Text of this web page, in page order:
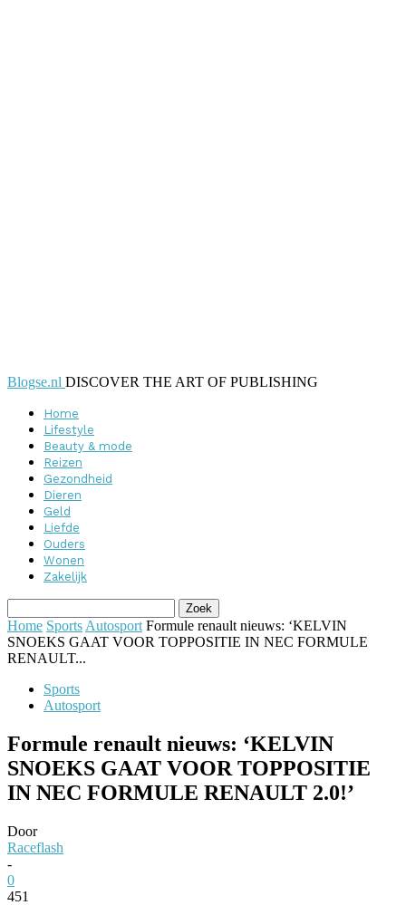
Blogse.nl DISCOVER THE ART OF PUBLISHING
Home
Lifestyle
Beauty & mode
Reizen
Gezondheid
Dieren
Geld
Liefde
Ouders
Wonen
Zakelijk
Home Sports Autosport Formule renault nieuws: ‘KELVIN
SNOEKS GAAT VOOR TOPPOSITIE IN NEC FORMULE
RENAULT...
Sports
Autosport
Formule renault nieuws: ‘KELVIN
SNOEKS GAAT VOOR TOPPOSITIE
IN NEC FORMULE RENAULT 2.0!’
Door
Raceflash
-
0
451